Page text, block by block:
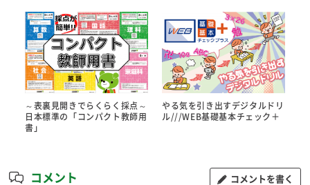
～表裏見開きでらくらく採点～
日本標準の「コンパクト教師用
書」
やる気を引き出すデジタルドリ
ル///WEB基礎基本チェック＋
コメント コメントを書く